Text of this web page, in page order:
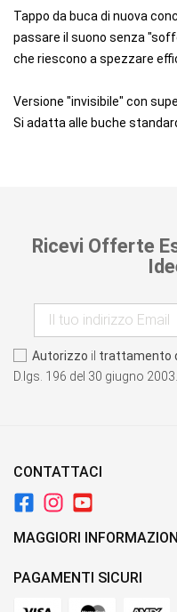
Tappo da buca di nuova
passare il suono senza
che riescono a spezzare
Versione "invisibile" con
Si adatta alle buche
Ricevi Offerte
Autorizzo il trattamento
D.lgs. 196 del 30 giugno 2003.
CONTATTACI
MAGGIORI
PAGAMENTI SICURI